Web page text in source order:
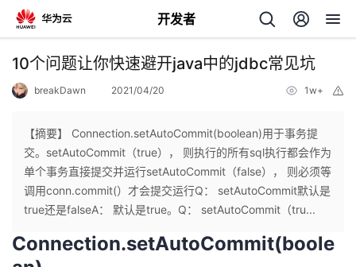
开发者
返
个
10个问题让你快速避开java中的jdbc常见坑
breakDawn 2021/04/20 1w+
【摘要】 Connection.setAutoCommit(boolean)用于事务提
交。setAutoCommit（true）， 则执行的所有sql执行都会作为
单个事务直接提交并运行setAutoCommit（false）， 则必须等
调用conn.commit(）才会提交运行Q： setAutoCommit默认是
true还是falseA： 默认是true。Q： setAutoCommit（tru...
Connection.setAutoCommit(boole